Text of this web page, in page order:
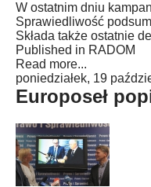
W ostatnim dniu
Sprawiedliwość
Składa także ostatnie
Published in RADOM
Read more...
poniedziałek, 19
Europoseł